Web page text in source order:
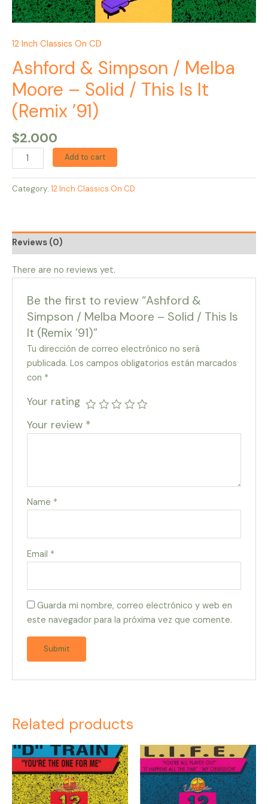
12 Inch Classics On CD
Ashford & Simpson / Melba
Moore – Solid / This Is It
(Remix ’91)
$2.000
Add to cart
Category: 12 Inch Classics On CD
Reviews (0)
There are no reviews yet.
Be the first to review “Ashford &
Simpson / Melba Moore – Solid / This Is
It (Remix ’91)”
Tu dirección de correo electrónico no será
publicada. Los campos obligatorios están marcados
con *
Your rating
Your review *
Name *
Email *
Guarda mi nombre, correo electrónico y web en
este navegador para la próxima vez que comente.
Related products